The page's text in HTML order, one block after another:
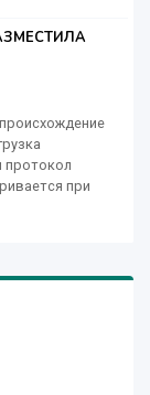
протокол
при